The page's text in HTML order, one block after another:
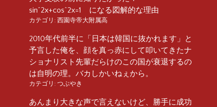
sin^2x+cos^2x=1 になる図解的な理由
カテゴリ: 西園寺帝大附属高
2010年代前半に「日本は韓国に抜かれます」と
予言した俺を、顔を真っ赤にして叩いてきたナ
ショナリスト先輩だらけのこの国が衰退するの
は自明の理。バカしかいねぇから。
カテゴリ: つぶやき
あんまり大きな声で言えないけど、勝手に成功